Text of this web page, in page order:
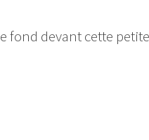
fond devant cette